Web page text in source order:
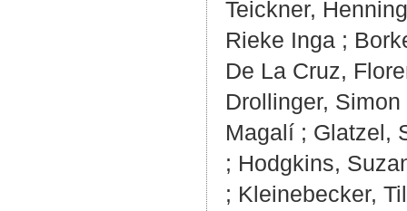
Teickner, Henning
Rieke Inga ;
De La Cruz,
Drollinger, Simon
Magalí ; Glatzel,
; Hodgkins,
; Kleinebecker,